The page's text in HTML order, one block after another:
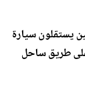
يستقلون سيارة
طريق ساحل